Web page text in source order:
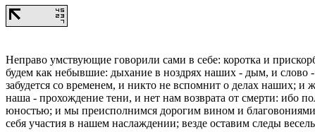
Неправо умствующие говорили сами в себе: коротка и
будем как небывшие: дыхание в ноздрях наших - дым, и слово -
забудется со временем, и никто не вспомнит о делах наших; и
наша - прохождение тени, и нет нам возврата от смерти: ибо
юностью; и мы преисполнимся дорогим вином и
себя участия в нашем наслаждении; везде оставим следы